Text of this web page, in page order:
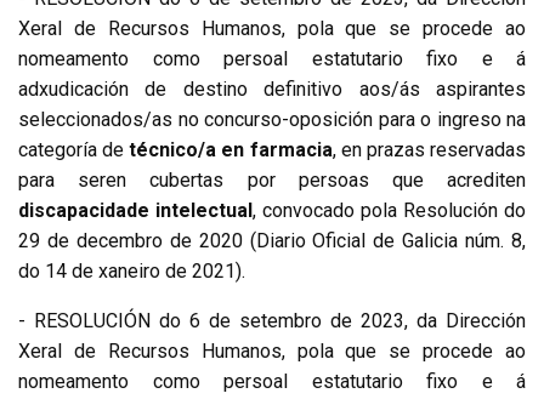
Xeral de Recursos Humanos, pola que se procede ao
nomeamento como persoal estatutario fixo e á
adxudicación de destino definitivo aos/ás aspirantes
seleccionados/as no concurso-oposición para o ingreso na
categoría detécnico/a en farmacia, en prazas reservadas
para seren cubertas por persoas que acrediten
discapacidade intelectual , convocado pola Resolución do
29 de decembro de 2020 (Diario Oficial de Galicia núm. 8,
do 14 de xaneiro de 2021).
- RESOLUCIÓN do 6 de setembro de 2023, da Dirección
Xeral de Recursos Humanos, pola que se procede ao
nomeamento como persoal estatutario fixo e á